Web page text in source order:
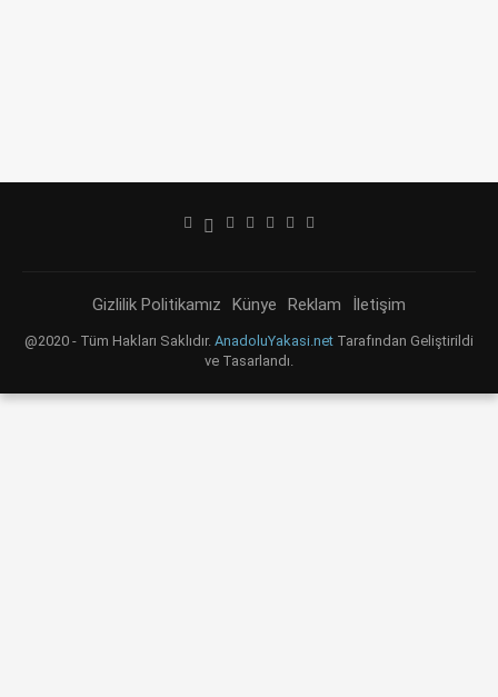
Gizlilik Politikamız Künye Reklam İletişim
@2020 - Tüm Hakları Saklıdır. AnadoluYakasi.net Tarafından Geliştirildi
ve Tasarlandı.